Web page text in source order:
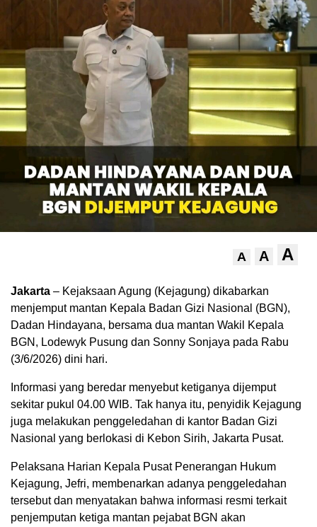
A A A
Jakarta – Kejaksaan Agung (Kejagung) dikabarkan
menjemput mantan Kepala Badan Gizi Nasional (BGN),
Dadan Hindayana, bersama dua mantan Wakil Kepala
BGN, Lodewyk Pusung dan Sonny Sonjaya pada Rabu
(3/6/2026) dini hari.
Informasi yang beredar menyebut ketiganya dijemput
sekitar pukul 04.00 WIB. Tak hanya itu, penyidik Kejagung
juga melakukan penggeledahan di kantor Badan Gizi
Nasional yang berlokasi di Kebon Sirih, Jakarta Pusat.
Pelaksana Harian Kepala Pusat Penerangan Hukum
Kejagung, Jefri, membenarkan adanya penggeledahan
tersebut dan menyatakan bahwa informasi resmi terkait
penjemputan ketiga mantan pejabat BGN akan